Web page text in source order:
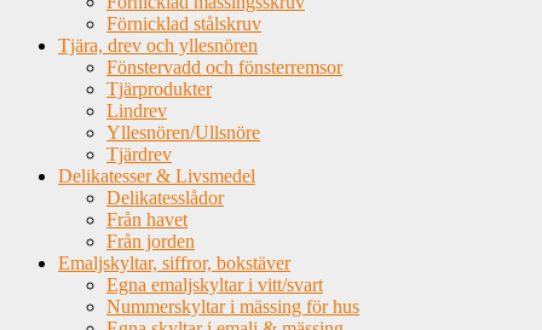
Förnicklad stålskruv
Tjära, drev och yllesnören
Fönstervadd och fönsterremsor
Tjärprodukter
Lindrev
Yllesnören/Ullsnöre
Tjärdrev
Delikatesser & Livsmedel
Delikatesslådor
Från havet
Från jorden
Emaljskyltar, siffror, bokstäver
Egna emaljskyltar i vitt/svart
Nummerskyltar i mässing för hus